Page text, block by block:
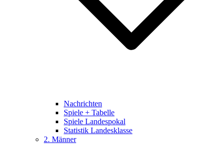
Nachrichten
Spiele + Tabelle
Spiele Landespokal
Statistik Landesklasse
2. Männer